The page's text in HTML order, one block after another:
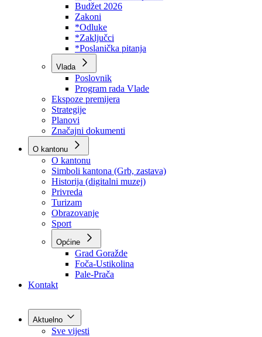
Skupština
Poslovnik
Program rada Skupštine
Budžet 2026
Zakoni
*Odluke
*Zaključci
*Poslanička pitanja
Vlada
Poslovnik
Program rada Vlade
Ekspoze premijera
Strategije
Planovi
Značajni dokumenti
O kantonu
O kantonu
Simboli kantona (Grb, zastava)
Historija (digitalni muzej)
Privreda
Turizam
Obrazovanje
Sport
Općine
Kontakt